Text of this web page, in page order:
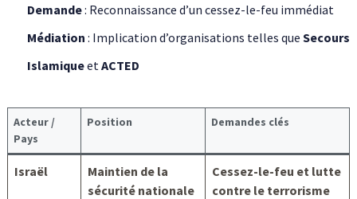
Demande: Reconnaissance d’un cessez-le-feu immédiat
Médiation : Implication d’organisations telles que Secours
Islamiqueet ACTED
Acteur /
Pays
Position Demandes clés
Israël
Maintien de la
sécurité nationale
Cessez-le-feu et lutte
contre le terrorisme